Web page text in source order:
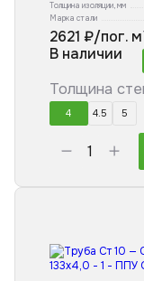
Толщина изоляции, мм
Марка стали
2621 ₽/пог. м
В наличии
Толщина
4 4.5 5